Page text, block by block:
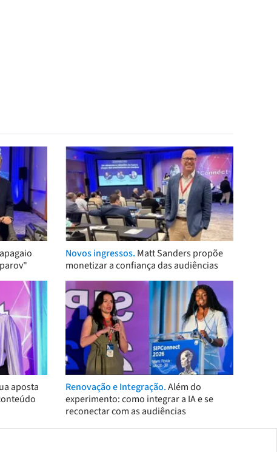
Novos ingressos. Matt Sanders propõe
monetizar a confiança das audiências
aposta
Renovação e Integração.Além do
experimento: como integrar a IA e se
reconectar com as audiências